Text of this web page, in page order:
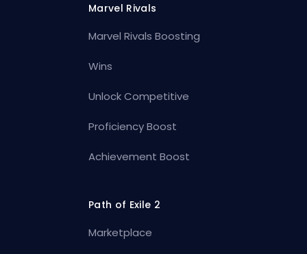
Marvel Rivals
Marvel Rivals Boosting
Wins
Unlock Competitive
Proficiency Boost
Achievement Boost
Path of Exile 2
Marketplace